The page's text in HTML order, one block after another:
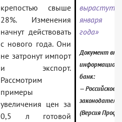
крепостью свыше
28%. Изменения
начнут действовать
с нового года. Они
не затронут импорт
и экспорт.
Рассмотрим
примеры
увеличения цен за
0,5 л готовой
января
года»
Документ
банк:
— Российское
(Версия Проф)